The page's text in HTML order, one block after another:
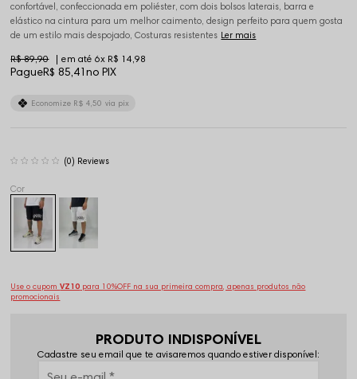
confortável, confeccionada em poliéster, com dois bolsos laterais, barra e
elástico na cintura para um melhor caimento, design perfeito para quem gosta
de um estilo mais despojado, Costuras resistentes Ler mais
PagueR$ 85,41no PIX
R$ 89,90 6x R$ 14,98
Economize R$ 4,50 via pix
(0)
Use o cupomVZ10 para 10%OFF na sua primeira compra, apenas produtos não
promocionais
PRODUTO INDISPONÍVEL
Cadastre seu email que te avisaremos quando estiver disponível: